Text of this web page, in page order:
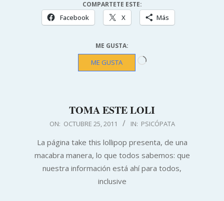
COMPARTETE ESTE:
Facebook X Más
ME GUSTA:
ME GUSTA Cargando...
TOMA ESTE LOLI
2011-
25
ON: OCTUBRE 25, 2011 IN: PSICÓPATA
La página take this lollipop presenta, de una
macabra manera, lo que todos sabemos: que
nuestra información está ahí para todos,
inclusive